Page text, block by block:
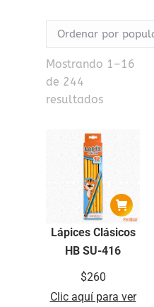
Mostrando 1–16
de 244
resultados
Lápices Clásicos
HB SU-416
$260
Clic aquí para ver